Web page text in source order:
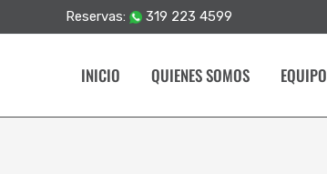
Reservas: 319 223 4599
INICIO QUIENES SOMOS EQUIPO